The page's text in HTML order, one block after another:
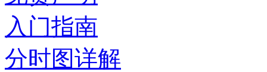
入门指南
分时图详解